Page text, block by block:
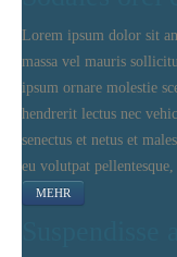
Lorem ipsum dolor sit
massa vel mauris
ipsum ornare molestie
hendrerit lectus nec
senectus et netus et
eu volutpat
MEHR